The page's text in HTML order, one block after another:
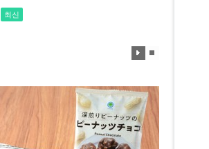
최신
효
생
효
지